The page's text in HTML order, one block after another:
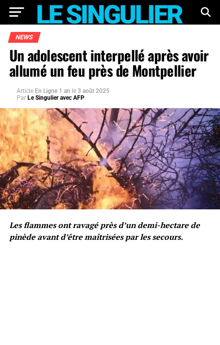
NEWS
Un adolescent interpellé après avoir
allumé un feu près de Montpellier
Article En Ligne 1 an le 3 août 2025
Par Le Singulier avec AFP
Les flammes ont ravagé près d’un demi-hectare de
pinède avant d’être maîtrisées par les secours.